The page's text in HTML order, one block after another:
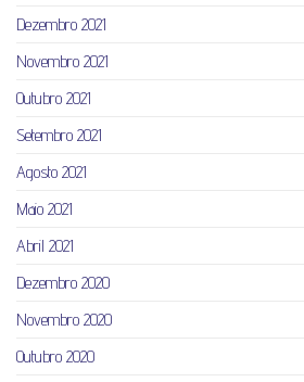
Dezembro 2021
Novembro 2021
Outubro 2021
Setembro 2021
Agosto 2021
Maio 2021
Abril 2021
Dezembro 2020
Novembro 2020
Outubro 2020